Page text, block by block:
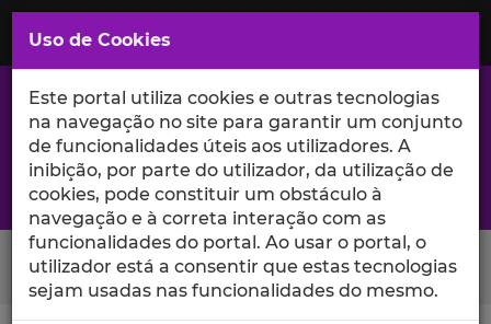
Saltar
para
Conteúdo
Principal
A excelência da investigação e ciência no Iscte
Search Button
Uso de Cookies
Este portal utiliza cookies e outras tecnologias
na navegação no site para garantir um conjunto
de funcionalidades úteis aos utilizadores. A
inibição, por parte do utilizador, da utilização de
cookies, pode constituir um obstáculo à
navegação e à correta interação com as
funcionalidades do portal. Ao usar o portal, o
utilizador está a consentir que estas tecnologias
sejam usadas nas funcionalidades do mesmo.